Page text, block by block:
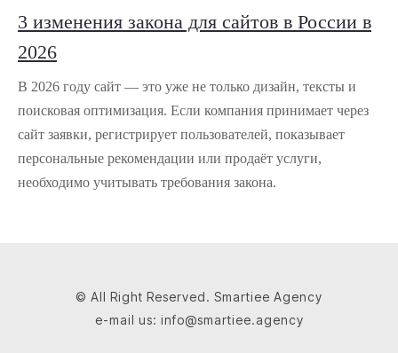
3 изменения закона для сайтов в России в
2026
В 2026 году сайт — это уже не только дизайн, тексты и
поисковая оптимизация. Если компания принимает через
сайт заявки, регистрирует пользователей, показывает
персональные рекомендации или продаёт услуги,
необходимо учитывать требования закона.
© All Right Reserved. Smartiee Agency
e-mail us: info@smartiee.agency